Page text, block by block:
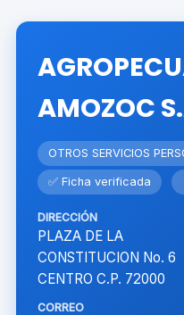
AMOZOC
OTROS SERVICIOS
✅ Ficha verificada
DIRECCIÓN
PLAZA DE LA
CONSTITUCION No. 6
CENTRO C.P. 72000
CORREO